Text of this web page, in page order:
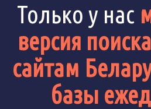
Только у нас
версия
сайтам
базы